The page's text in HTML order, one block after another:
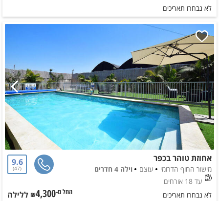
לא נבחרו תאריכים
אחוזת טוהר בכפר
מישור החוף הדרומי עוצם
וילה 4 חדרים
עד 18 אורחים
9.6
47
לא נבחרו תאריכים החל מ-₪4,300 ללילה